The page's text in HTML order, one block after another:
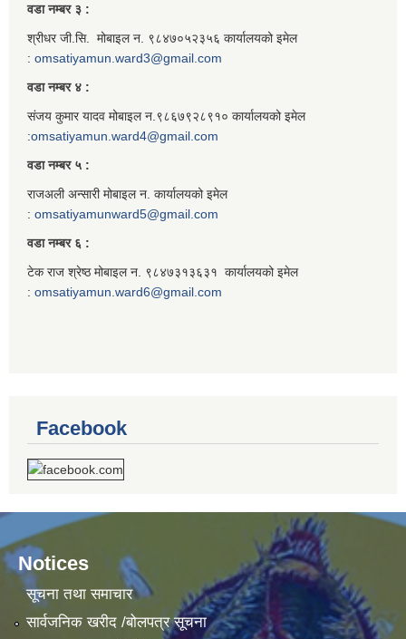
वडा नम्बर ३ :
श्रीधर जी.सि. मोबाइल न. ९८४७०५२३५६ कार्यालयको इमेल
: omsatiyamun.ward3@gmail.com
वडा नम्बर ४ :
संजय कुमार यादव मोबाइल न.९८६७९२८९१० कार्यालयको इमेल
:omsatiyamun.ward4@gmail.com
वडा नम्बर ५ :
राजअली अन्सारी मोबाइल न. कार्यालयको इमेल
: omsatiyamunward5@gmail.com
वडा नम्बर ६ :
टेक राज श्रेष्ठ मोबाइल न. ९८४७३१३६३१ कार्यालयको इमेल
: omsatiyamun.ward6@gmail.com
Facebook
Notices
सूचना तथा समाचार
सार्वजनिक खरीद /बोलपत्र सूचना